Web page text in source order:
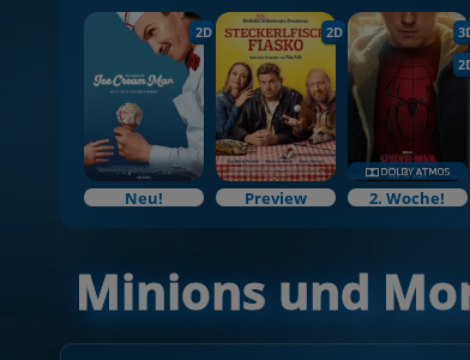
2D
Neu!
2D
Preview 2. Woche!
Minions und